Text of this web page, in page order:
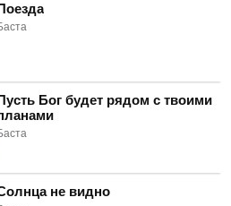
Бог будет рядом с твоими
не видно